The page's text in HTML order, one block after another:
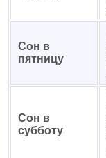
Сон в
пятницу
Сон в
субботу